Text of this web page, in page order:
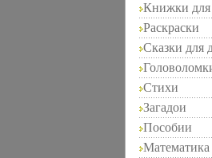
Книжки для
Раскраски
Сказки для
Стихи
Загадои
Пособии
Математика